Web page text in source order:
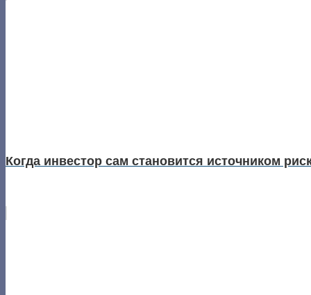
Когда инвестор сам становится источником